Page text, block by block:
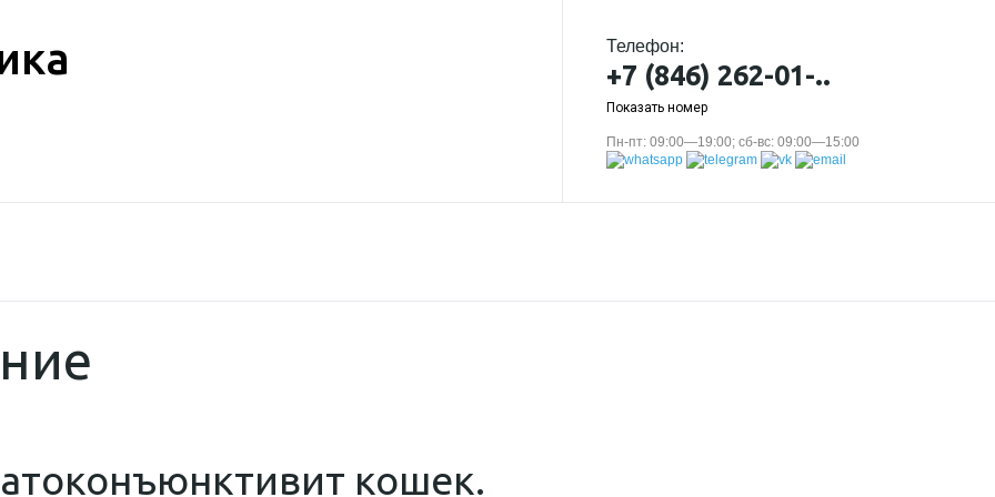
Телефон:
+7 (846) 262-01-..
Показать номер
Пн-пт: 09:00—19:00; сб-вс: 09:00—15:00
кошек.